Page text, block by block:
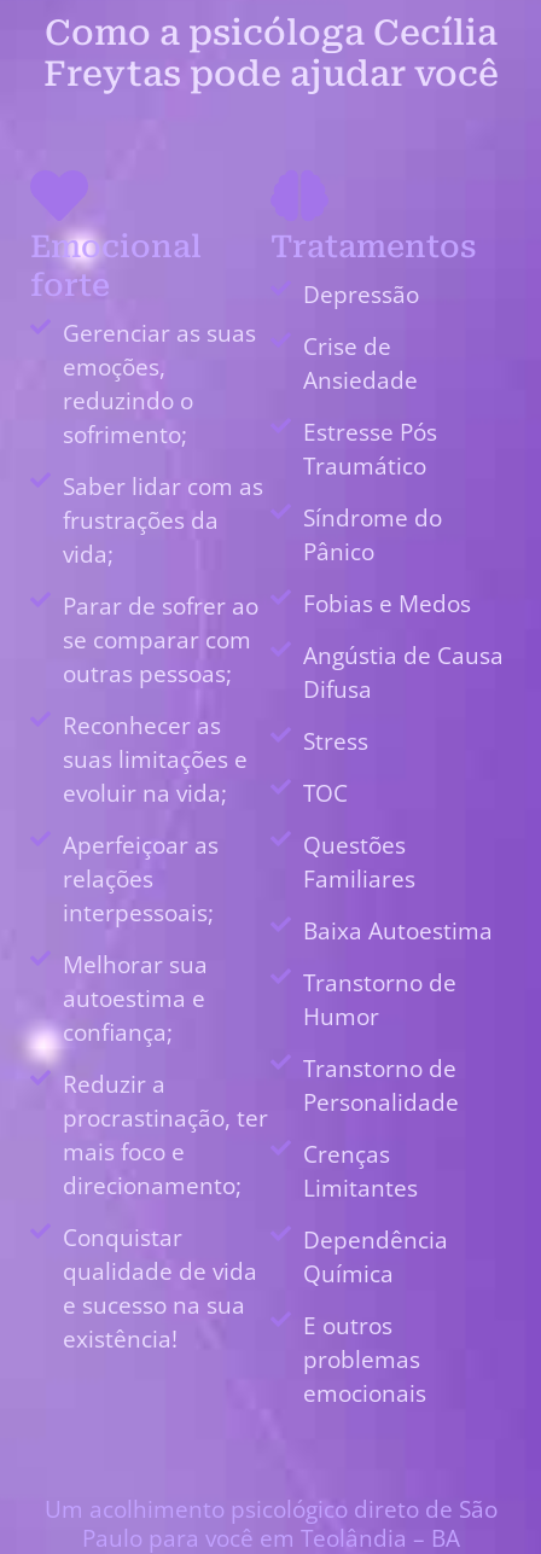
Como a psicóloga Cecília
Freytas pode ajudar você
Emocional
forte
Gerenciar as suas
emoções,
reduzindo o
sofrimento;
Saber lidar com as
frustrações da
vida;
Parar de sofrer ao
se comparar com
outras pessoas;
Reconhecer as
suas limitações e
evoluir na vida;
Aperfeiçoar as
relações
interpessoais;
Melhorar sua
autoestima e
confiança;
Reduzir a
procrastinação, ter
mais foco e
direcionamento;
Conquistar
qualidade de vida
e sucesso na sua
existência!
Tratamentos
Depressão
Crise de
Ansiedade
Estresse Pós
Traumático
Síndrome do
Pânico
Fobias e Medos
Angústia de Causa
Difusa
Stress
TOC
Questões
Familiares
Baixa Autoestima
Transtorno de
Humor
Transtorno de
Personalidade
Crenças
Limitantes
Dependência
Química
E outros
problemas
emocionais
Um acolhimento psicológico direto de São
Paulo para você em Teolândia – BA